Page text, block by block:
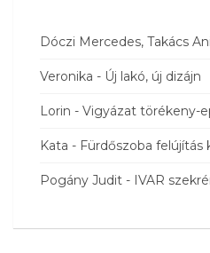
Dóczi Mercedes, Takács
Veronika - Új lakó, új dizájn
Lorin - Vigyázat törékeny-
Kata - Fürdőszoba
Pogány Judit - IVAR